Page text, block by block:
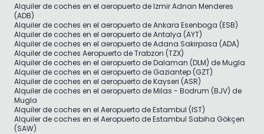
Alquiler de coches en el aeropuerto de Izmir Adnan Menderes
(ADB)
Alquiler de coches en el aeropuerto de Ankara Esenboga (ESB)
Alquiler de coches en el aeropuerto de Antalya (AYT)
Alquiler de coches en el aeropuerto de Adana Sakirpasa (ADA)
Alquiler de coches Aeropuerto de Trabzon (TZX)
Alquiler de coches en el aeropuerto de Dalaman (DLM) de Mugla
Alquiler de coches en el aeropuerto de Gaziantep (GZT)
Alquiler de coches en el aeropuerto de Kayseri (ASR)
Alquiler de coches en el aeropuerto de Milas - Bodrum (BJV) de
Mugla
Alquiler de coches en el Aeropuerto de Estambul (IST)
Alquiler de coches en el Aeropuerto de Estambul Sabiha Gökçen
(SAW)